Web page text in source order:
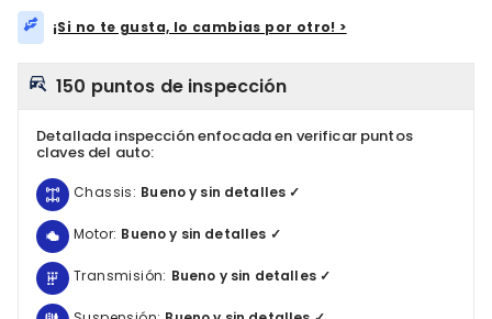
¡Si no te gusta, lo cambias por otro! >
150 puntos de inspección
Detallada inspección enfocada en verificar puntos
claves del auto:
Chassis: Bueno y sin detalles ✓
Motor: Bueno y sin detalles ✓
Transmisión: Bueno y sin detalles ✓